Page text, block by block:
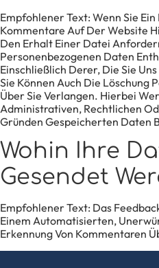
Empfohlener Text: Wenn Sie
Kommentare Auf Der Website
Den Erhalt Einer Datei
Personenbezogenen Daten
Einschließlich Derer, Die Sie
Sie Können Auch Die Löschung
Über Sie Verlangen. Hierbei
Administrativen, Rechtlichen
Gründen Gespeicherten Daten
Wohin Ihre
Gesendet
Empfohlener Text: Das
Einem Automatisierten,
Erkennung Von Kommentaren